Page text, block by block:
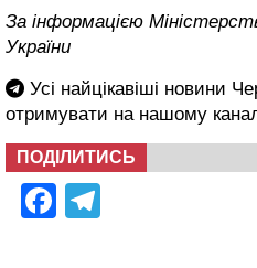
За інформацією
України
Усі найцікавіші новини
отримувати на нашому
ПОДІЛИТИСЬ
Facebook